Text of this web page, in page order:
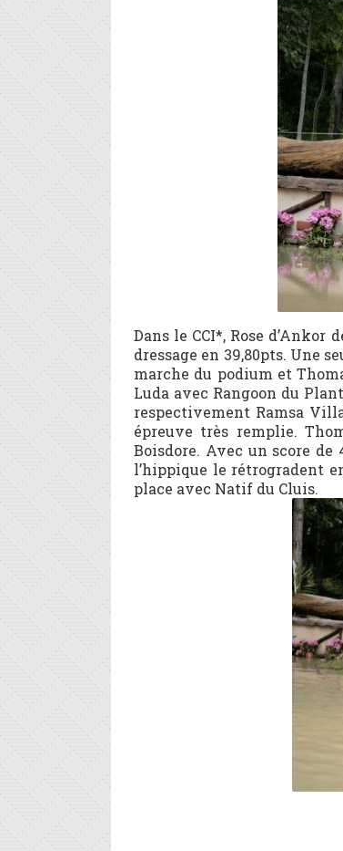
Dans le CCI*, Rose
dressage en 39,80pts. Une
marche du podium et
Luda avec Rangoon du
respectivement Ramsa
épreuve très remplie.
Boisdore. Avec un score de
l’hippique le rétrogradent
place avec Natif du Cluis.